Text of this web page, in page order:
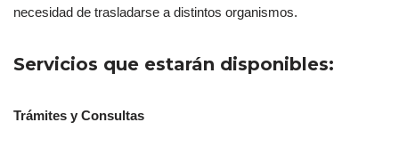
necesidad de trasladarse a distintos organismos.
Servicios que estarán disponibles:
Trámites y Consultas